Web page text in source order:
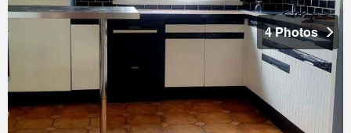
4 Photos